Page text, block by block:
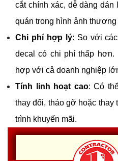
cắt chính xác, dễ dàng
quán trong hình ảnh thương
Chi phí hợp lý: So với
decal có chi phí thấp hơn.
hợp với cả doanh nghiệp
Tính linh hoạt cao: Có
thay đổi, tháo gỡ hoặc thay
trình khuyến mãi.